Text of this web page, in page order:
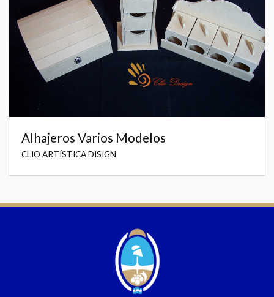
Alhajeros Varios Modelos
CLIO ARTÍSTICA DISIGN